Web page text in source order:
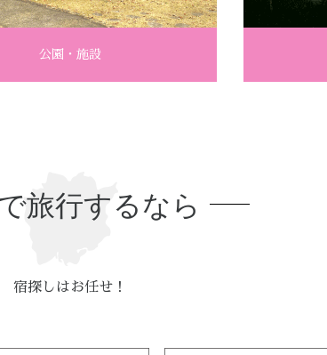
公園・施設
旅行するなら
宿探しはお任せ！